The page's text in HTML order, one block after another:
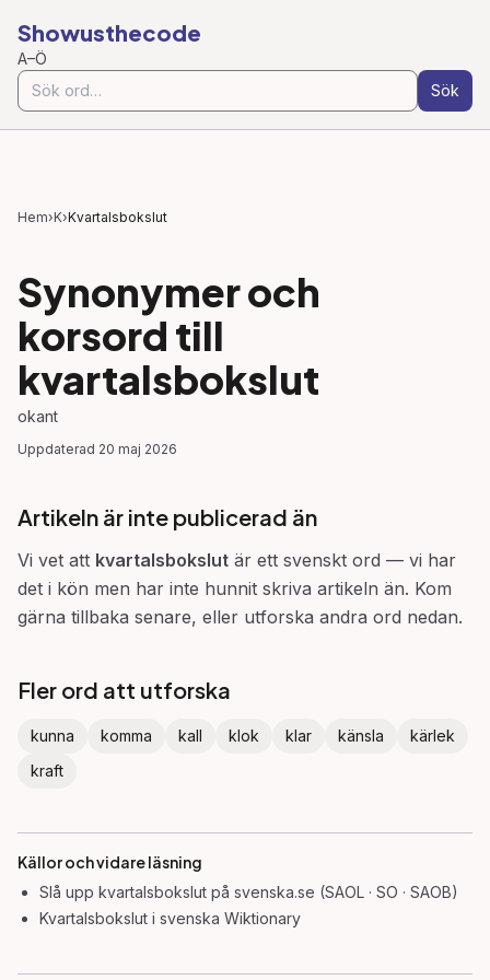
Showusthecode
A–Ö
Sök
Hem›K›Kvartalsbokslut
Synonymer och
korsord till
kvartalsbokslut
okant
Uppdaterad 20 maj 2026
Artikeln är inte publicerad än
Vi vet att kvartalsbokslut är ett svenskt ord — vi har
det i kön men har inte hunnit skriva artikeln än. Kom
gärna tillbaka senare, eller utforska andra ord nedan.
Fler ord att utforska
kunna komma kall klok klar känsla
kärlek
kraft
Källor och vidare läsning
Slå upp kvartalsbokslut på svenska.se (SAOL · SO · SAOB)
Kvartalsbokslut i svenska Wiktionary